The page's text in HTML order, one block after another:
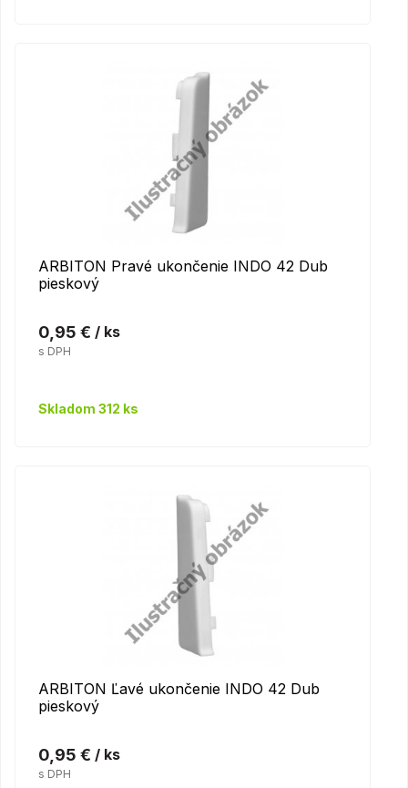
ARBITON Pravé ukončenie INDO 42 Dub
pieskový
0,95 € / ks
s DPH
Skladom 312 ks
ARBITON Ľavé ukončenie INDO 42 Dub
pieskový
0,95 € / ks
s DPH